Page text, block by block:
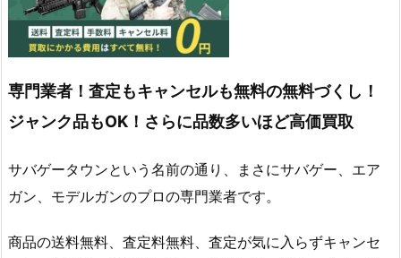
専門業者！査定もキャンセルも無料の無料づくし！
ジャンク品もOK！さらに品数多いほど高価買取
サバゲータウンという名前の通り、まさにサバゲー、エア
ガン、モデルガンのプロの専門業者です。
商品の送料無料、査定料無料、査定が気に入らずキャンセ